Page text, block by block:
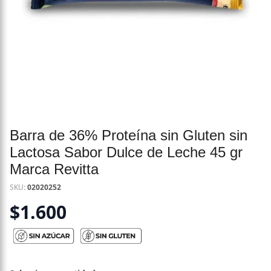
Barra de 36% Proteína sin Gluten sin
Lactosa Sabor Dulce de Leche 45 gr
Marca Revitta
SKU:02020252
$1.600